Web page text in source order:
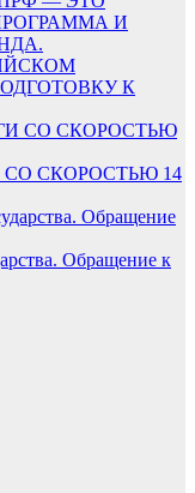
И
К
СКОРОСТЬЮ 14
Обращение к